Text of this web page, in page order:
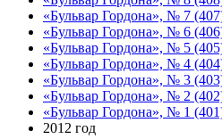
«Бульвар Гордона», № 7
«Бульвар Гордона», № 6
«Бульвар Гордона», № 5
«Бульвар Гордона», № 4
«Бульвар Гордона», № 3
«Бульвар Гордона», № 2
«Бульвар Гордона», № 1
2012 год